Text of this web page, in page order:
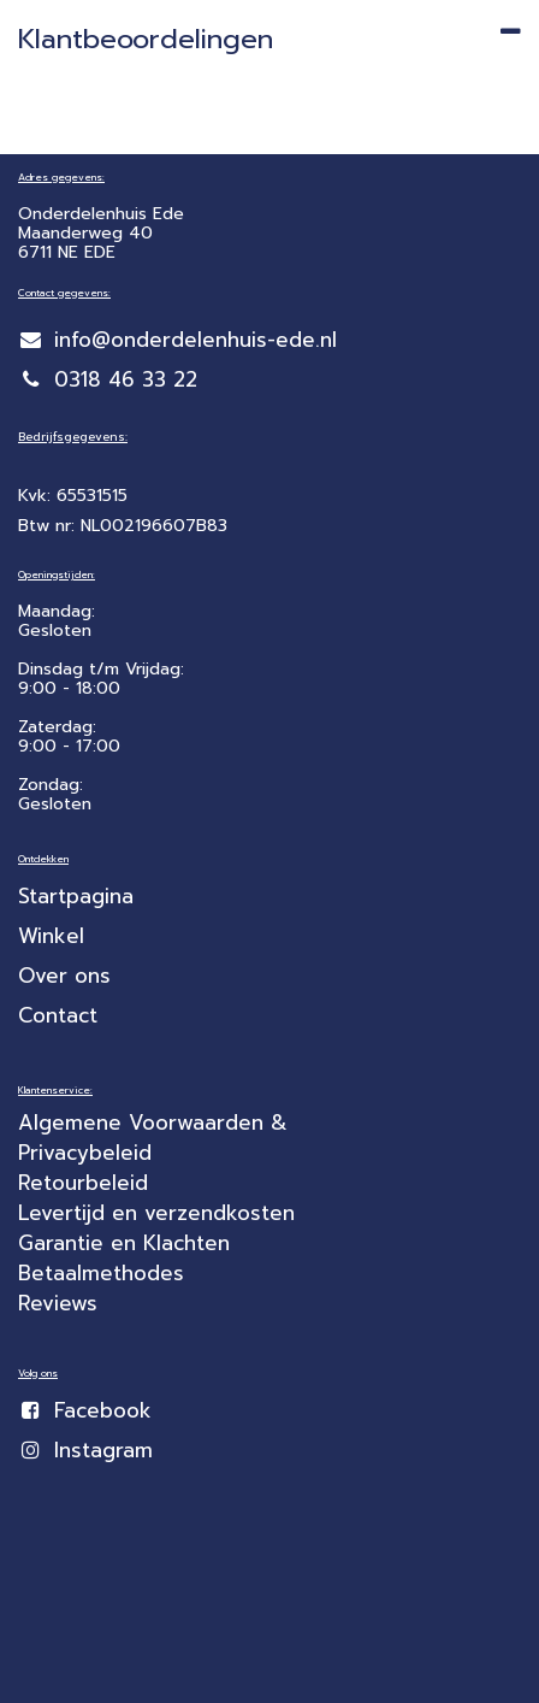
Klantbeoordelingen
Adres gegevens:
Onderdelenhuis Ede
Maanderweg 40
6711 NE EDE
Contact gegevens:
info@onderdelenhuis-ede.nl
0318 46 33 22
Bedrijfsgegevens:
Kvk: 65531515
Btw nr: NL002196607B83
Openingstijden:
Maandag:
Gesloten
Dinsdag t/m Vrijdag:
9:00 - 18:00
Zaterdag:
​9:00 - 17:00
Zondag:
Gesloten
Ontdekken
Startpagina
Winkel
Over ons
Contact
Klantenservice:
Algemene Voorwaarden &
Privacybeleid
Retourbeleid
Levertijd en verzendkosten
Garantie en Klachten
Betaalmethodes
Reviews
Volg ons
Facebook
Instagram